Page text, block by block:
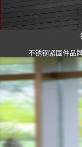
不锈钢紧固件品